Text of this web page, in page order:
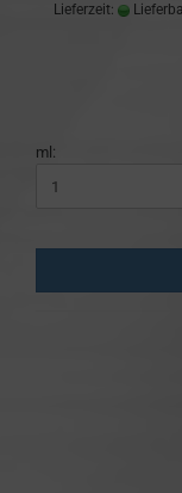
Lieferzeit:
ml: